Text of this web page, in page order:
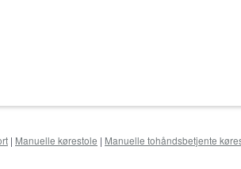
| Manuelle kørestole | Manuelle tohåndsbetjente